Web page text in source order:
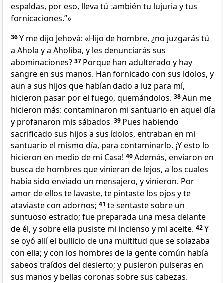
espaldas, por eso, lleva tú también tu lujuria y tus
fornicaciones.”»
36Y me dijo Jehová: «Hijo de hombre, ¿no juzgarás tú
a Ahola y a Aholiba, y les denunciarás sus
abominaciones? 37 Porque han adulterado y hay
sangre en sus manos. Han fornicado con sus ídolos, y
aun a sus hijos que habían dado a luz para mí,
hicieron pasar por el fuego, quemándolos. 38Aun me
hicieron más: contaminaron mi santuario en aquel día
y profanaron mis sábados. 39 Pues habiendo
sacrificado sus hijos a sus ídolos, entraban en mi
santuario el mismo día, para contaminarlo. ¡Y esto lo
hicieron en medio de mi Casa! 40Además, enviaron en
busca de hombres que vinieran de lejos, a los cuales
había sido enviado un mensajero, y vinieron. Por
amor de ellos te lavaste, te pintaste los ojos y te
ataviaste con adornos; 41 te sentaste sobre un
suntuoso estrado; fue preparada una mesa delante
de él, y sobre ella pusiste mi incienso y mi aceite. 42Y
se oyó allí el bullicio de una multitud que se solazaba
con ella; y con los hombres de la gente común había
sabeos traídos del desierto; y pusieron pulseras en
sus manos y bellas coronas sobre sus cabezas.